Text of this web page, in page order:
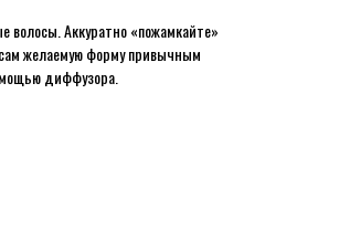
волосы. Аккуратно «пожамкайте»
желаемую форму привычным
диффузора.